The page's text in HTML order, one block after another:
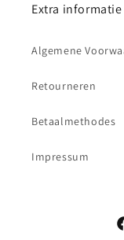
Extra informatie
Algemene
Retourneren
Betaalmethodes
Impressum